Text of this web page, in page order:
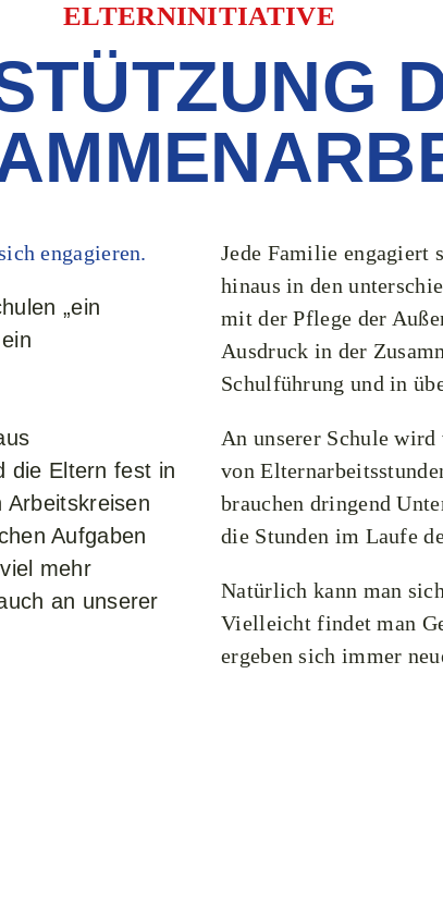
ELTERNINITIATIVE​
engagieren.
„ein
die Eltern fest in
Arbeitskreisen
Aufgaben
mehr
an unserer
Jede Familie engagiert
hinaus in den
mit der Pflege der
Ausdruck in der
Schulführung und in
An unserer Schule
von
brauchen dringend
die Stunden im Laufe
Natürlich kann man
Vielleicht findet man
ergeben sich immer